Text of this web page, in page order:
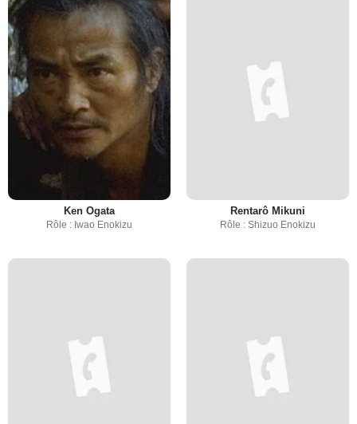
Ken Ogata
Rôle : Iwao Enokizu
Rentarô Mikuni
Rôle : Shizuo Enokizu